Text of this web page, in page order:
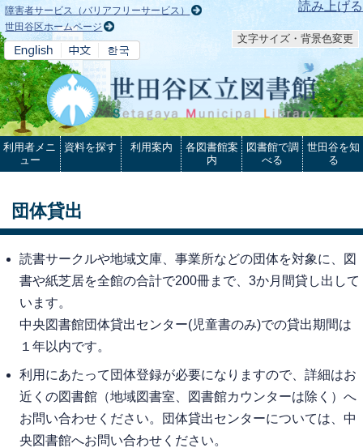
本文へ 読み上げる
障害者サービス（バリアフリーサービス）
世田谷区ホームページ
文字サイズ・背景色変更
利用者メニ
ュー
資料を探す 利用案内
各図書館案
内
図書館で調
べる
世田谷を知
る
団体貸出
読書サークルや地域文庫、事業所などの団体を対象に、図
書や紙芝居を全館の合計で200冊まで、3か月間貸し出して
います。
中央図書館団体貸出センター(児童書のみ)での貸出期間は
１年以内です。
利用にあたって団体登録が必要になりますので、詳細はお
近くの図書館（地域図書室、図書館カウンターは除く）へ
お問い合わせください。団体貸出センターについては、中
央図書館へお問い合わせください。